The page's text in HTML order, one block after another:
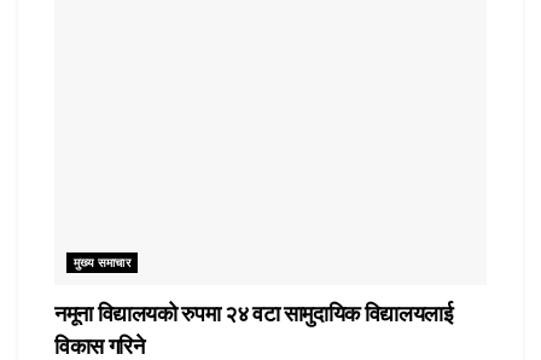
मुख्य समाचार
नमूना विद्यालयको रुपमा २४ वटा सामुदायिक विद्यालयलाई
विकास गरिने